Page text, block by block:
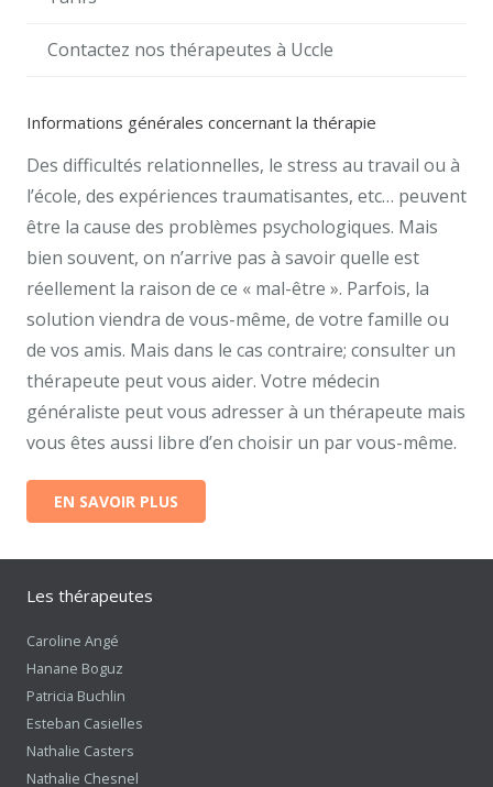
Contactez nos thérapeutes à Uccle
Informations générales concernant la thérapie
Des difficultés relationnelles, le stress au travail ou à
l’école, des expériences traumatisantes, etc… peuvent
être la cause des problèmes psychologiques. Mais
bien souvent, on n’arrive pas à savoir quelle est
réellement la raison de ce « mal-être ». Parfois, la
solution viendra de vous-même, de votre famille ou
de vos amis. Mais dans le cas contraire; consulter un
thérapeute peut vous aider. Votre médecin
généraliste peut vous adresser à un thérapeute mais
vous êtes aussi libre d’en choisir un par vous-même.
EN SAVOIR PLUS
Les thérapeutes
Caroline Angé
Hanane Boguz
Patricia Buchlin
Esteban Casielles
Nathalie Casters
Nathalie Chesnel